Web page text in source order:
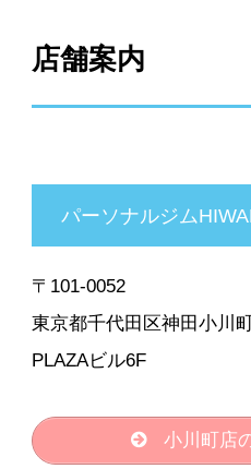
店舗案内
パーソナルジム
〒101-0052
東京都千代田区神田小川
PLAZAビル6F
小川町店